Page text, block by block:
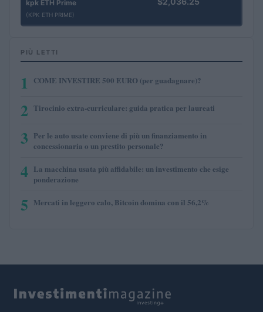
kpk ETH Prime
(KPK ETH PRIME)
PIÙ LETTI
1 COME INVESTIRE 500 EURO (per guadagnare)?
2 Tirocinio extra-curriculare: guida pratica per laureati
3 Per le auto usate conviene di più un finanziamento in
concessionaria o un prestito personale?
4 La macchina usata più affidabile: un investimento che esige
ponderazione
5 Mercati in leggero calo, Bitcoin domina con il 56,2%